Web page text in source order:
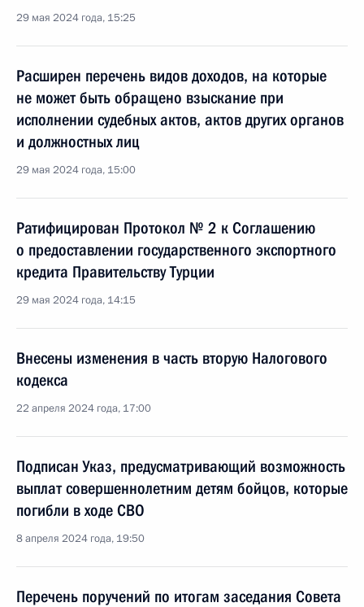
29 мая 2024 года, 15:25
Расширен перечень видов доходов, на которые
не может быть обращено взыскание при
исполнении судебных актов, актов других органов
и должностных лиц
29 мая 2024 года, 15:00
Ратифицирован Протокол № 2 к Соглашению
о предоставлении государственного экспортного
кредита Правительству Турции
29 мая 2024 года, 14:15
Внесены изменения в часть вторую Налогового
кодекса
22 апреля 2024 года, 17:00
Подписан Указ, предусматривающий возможность
выплат совершеннолетним детям бойцов, которые
погибли в ходе СВО
8 апреля 2024 года, 19:50
Перечень поручений по итогам заседания Совета